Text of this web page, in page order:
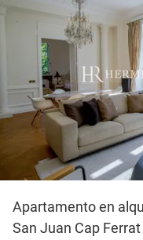
Apartamento en
San Juan Cap Ferrat